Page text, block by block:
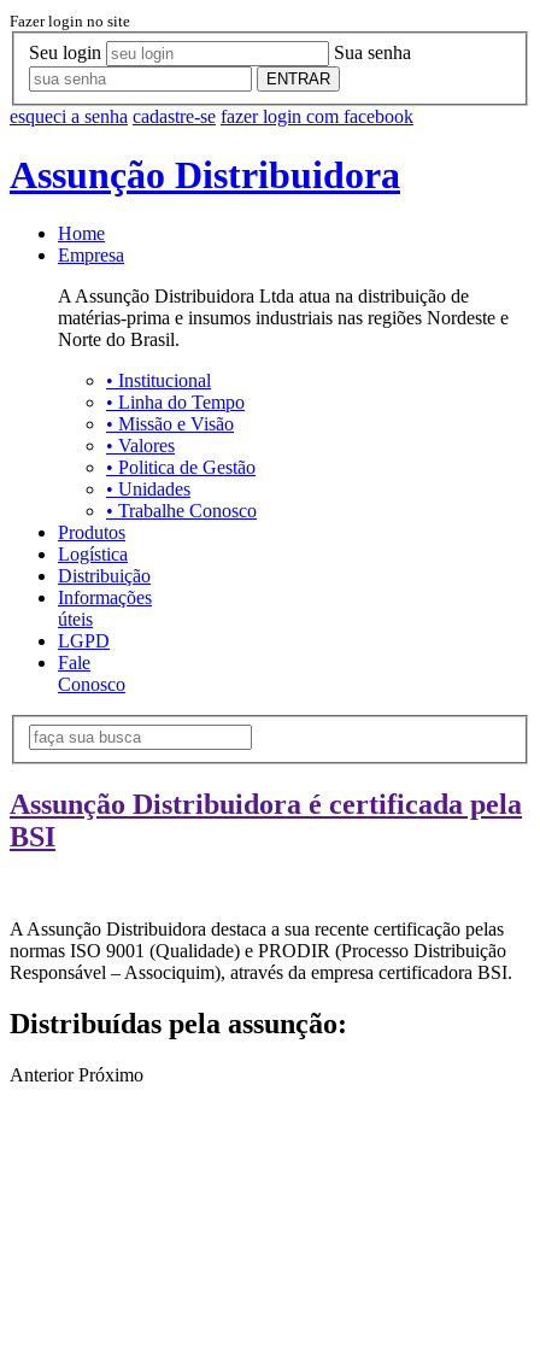
Fazer login no site
Seu login Sua senha
ENTRAR
esqueci a senha cadastre-se fazer login com facebook
Assunção Distribuidora
Home
Empresa
A Assunção Distribuidora Ltda atua na distribuição de
matérias-prima e insumos industriais nas regiões Nordeste e
Norte do Brasil.
• Institucional
• Linha do Tempo
• Missão e Visão
• Valores
• Politica de Gestão
• Unidades
• Trabalhe Conosco
Produtos
Logística
Distribuição
Informações
úteis
LGPD
Fale
Conosco
Assunção Distribuidora é certificada pela
BSI
A Assunção Distribuidora destaca a sua recente certificação pelas
normas ISO 9001 (Qualidade) e PRODIR (Processo Distribuição
Responsável – Associquim), através da empresa certificadora BSI.
Distribuídas pela assunção:
Anterior Próximo